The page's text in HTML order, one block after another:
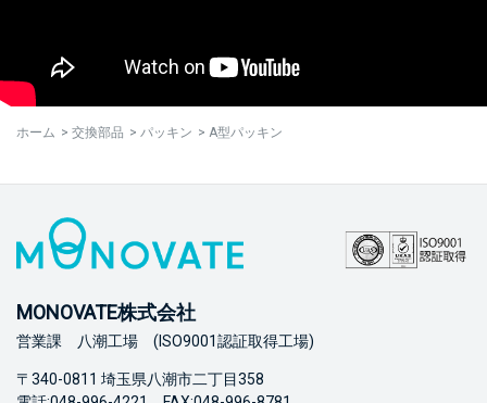
ホーム > 交換部品 > パッキン > A型パッキン
MONOVATE株式会社
営業課 八潮工場 (ISO9001認証取得工場)
〒340-0811 埼玉県八潮市二丁目358